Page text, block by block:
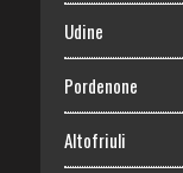
Udine
Pordenone
Altofriuli